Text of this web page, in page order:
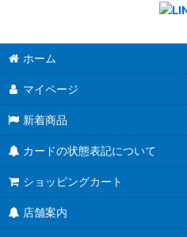
ホーム
マイページ
新着商品
カードの状態表記について
ショッピングカート
店舗案内